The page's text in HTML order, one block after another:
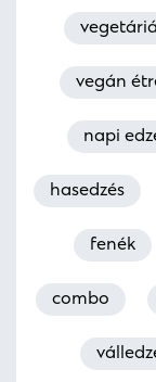
vegán
napi
hasedzés
fenék
combo